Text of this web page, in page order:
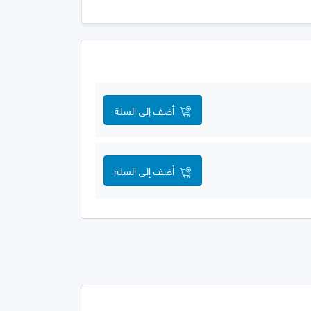
أضف إلى السلة
أضف إلى السلة